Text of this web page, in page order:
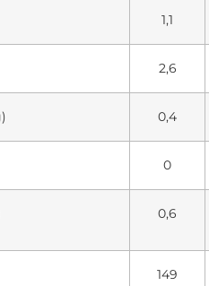
1,1
2,6
0,4
0
0,6
149